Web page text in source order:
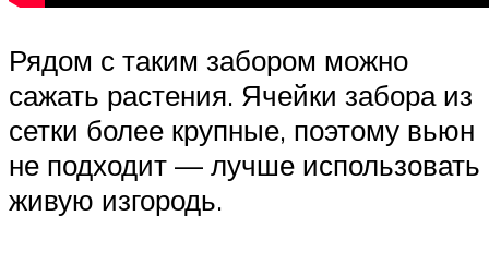
Рядом с таким забором можно
сажать растения. Ячейки забора из
сетки более крупные, поэтому вьюн
не подходит — лучше использовать
живую изгородь.